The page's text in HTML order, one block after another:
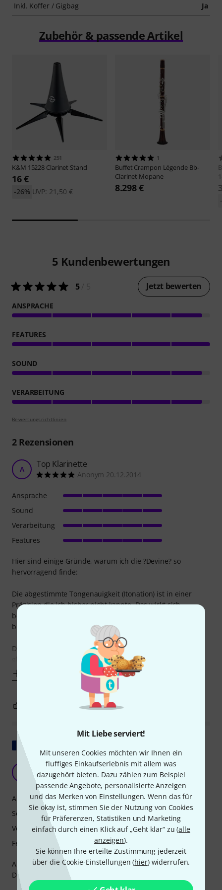
Mit Liebe serviert!
Mit unseren Cookies möchten wir Ihnen ein
fluffiges Einkaufserlebnis mit allem was
dazugehört bieten. Dazu zählen zum Beispiel
passende Angebote, personalisierte Anzeigen
und das Merken von Einstellungen. Wenn das für
Sie okay ist, stimmen Sie der Nutzung von Cookies
für Präferenzen, Statistiken und Marketing
einfach durch einen Klick auf „Geht klar“ zu (alle
anzeigen).
Sie können Ihre erteilte Zustimmung jederzeit
über die Cookie-Einstellungen (hier) widerrufen.
Inkl. Koffer / Gigbag Ja
Zubehör & passende Artikel
251
K&M 15228 Clarinet Stand
16 €
UVP: 21,50 €
-26%
1
Buffet Crampon Légende Bb-
Clarinet Mopane
8.298 €
5 Kundenbewertungen
5/ 5 Jetzt bewerten
ANSPRACHE
FEATURES
SOUND
VERARBEITUNG
Bewertungsrichtlinien
2Rezensionen
A Top Klarinette
Anonym 20.12.2014
Hier sind einige Gründe, warum ich die ?Devine? so
hervorragend finde:
Die abgestimmte Tongenauigkeit (Itonation) ist in einer
Präzision die ich bisher nicht kannte. Das wirkt sich
besonders beim Registerwechsel aus. Die Kopftöne (fis1 -
b1) sind besonders gut gelungen.
Die Mechanik ist ausgezeichnet. Die kleinen Wege bei
Ansprache
Sound
Verarbeitung
Features
BEWERTUNG MELDEN
Exzellent
Bruno9124 07.02.2015
Alles, was eine Klarinette zu bieten hat, findet sich in der
Divine. Sie macht ihrem Namen alle Ehre: GÖTTLICH.
Ansprache
Sound
Verarbeitung
Features